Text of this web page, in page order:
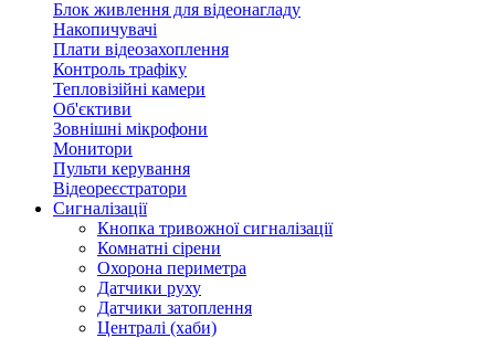
Блок живлення для відеонагладу
Накопичувачі
Плати відеозахоплення
Контроль трафіку
Тепловізійні камери
Об'єктиви
Зовнішні мікрофони
Монитори
Пульти керування
Відеореєстратори
Сигналізації
Кнопка тривожної сигналізації
Комнатні сірени
Охорона периметра
Датчики руху
Датчики затоплення
Централі (хаби)